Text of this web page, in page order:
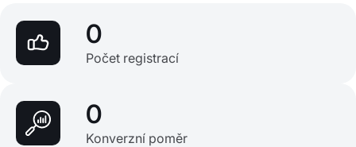
0
Počet registrací
0
Konverzní poměr